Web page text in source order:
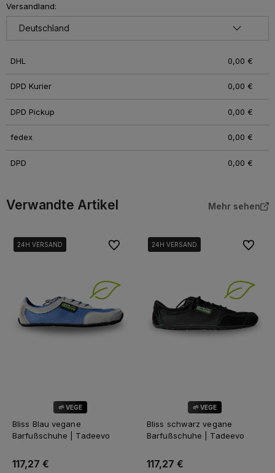
Versandland:
DHL 0,00 €
DPD Kurier 0,00 €
DPD Pickup 0,00 €
fedex 0,00 €
DPD 0,00 €
Verwandte Artikel Mehr sehen
🌱 VEGE
24H VERSAND
24H VERSAND
Bliss Blau vegane
Barfußschuhe | Tadeevo
117,27 €
Zu Favoriten
🌱 VEGE
24H VERSAND
24H VERSAND
Bliss schwarz vegane
Barfußschuhe | Tadeevo
117,27 €
Zu